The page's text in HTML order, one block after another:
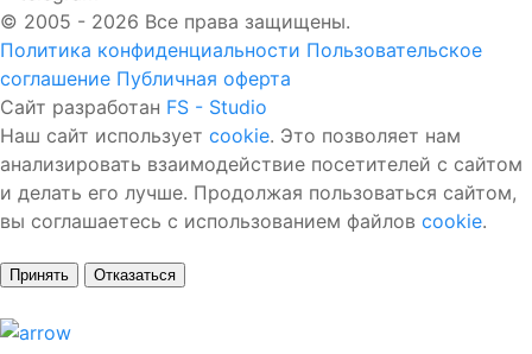
© 2005 - 2026 Все права защищены.
Политика конфиденциальности Пользовательское
соглашение Публичная оферта
Сайт разработан FS - Studio
Наш сайт использует cookie. Это позволяет нам
анализировать взаимодействие посетителей с сайтом
и делать его лучше. Продолжая пользоваться сайтом,
вы соглашаетесь с использованием файлов cookie.
Принять Отказаться